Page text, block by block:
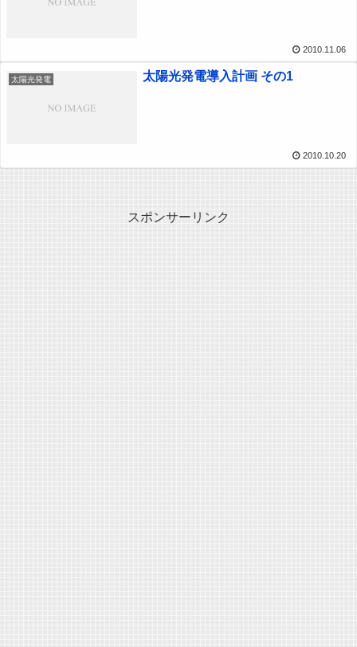
2010.11.06
太陽光発電 太陽光発電導入計画 その1
2010.10.20
スポンサーリンク